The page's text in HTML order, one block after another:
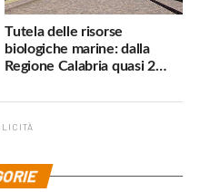
Tutela delle risorse
biologiche marine: dalla
Regione Calabria quasi 2